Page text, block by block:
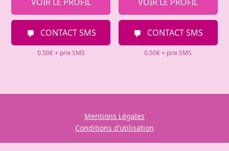
CONTACT SMS
0.50€ + prix SMS
CONTACT SMS
0.50€ + prix SMS
Mentions Légales
Conditions d’utilisation